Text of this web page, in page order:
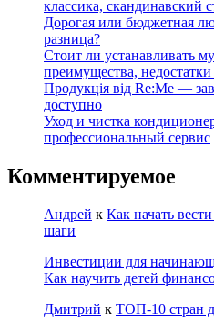
классика, скандинавский
Дорогая или бюджетная
разница?
Стоит ли устанавливать
преимущества,
Продукція від Re:Me —
доступно
Уход и чистка
профессиональный сервис
Комментируемое
Андрей к Как начать
шаги
Инвестиции для
Как научить детей
Дмитрий к ТОП-10 стран